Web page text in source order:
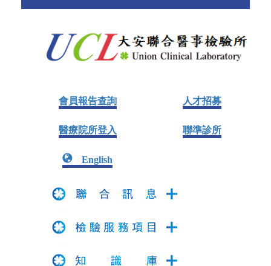
會員報告查詢 人才招募
醫療院所登入 聯準診所
English